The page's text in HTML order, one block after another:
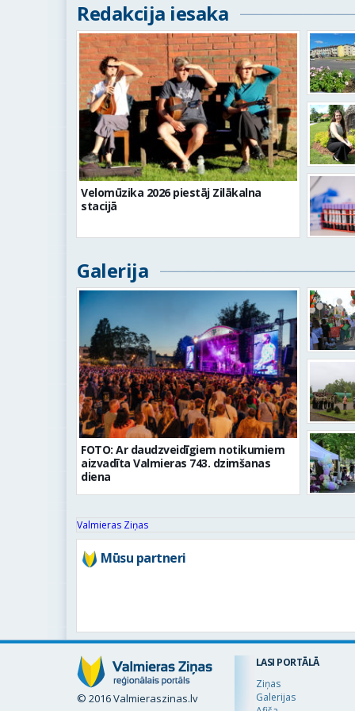
Redakcija iesaka
Velomūzika 2026 piestāj Zilākalna
stacijā
Galerija
FOTO: Ar daudzveidīgiem notikumiem
aizvadīta Valmieras 743. dzimšanas
diena
Valmieras Ziņas
Mūsu partneri
© 2016 Valmieraszinas.lv
LASI PORTĀLĀ
Ziņas
Galerijas